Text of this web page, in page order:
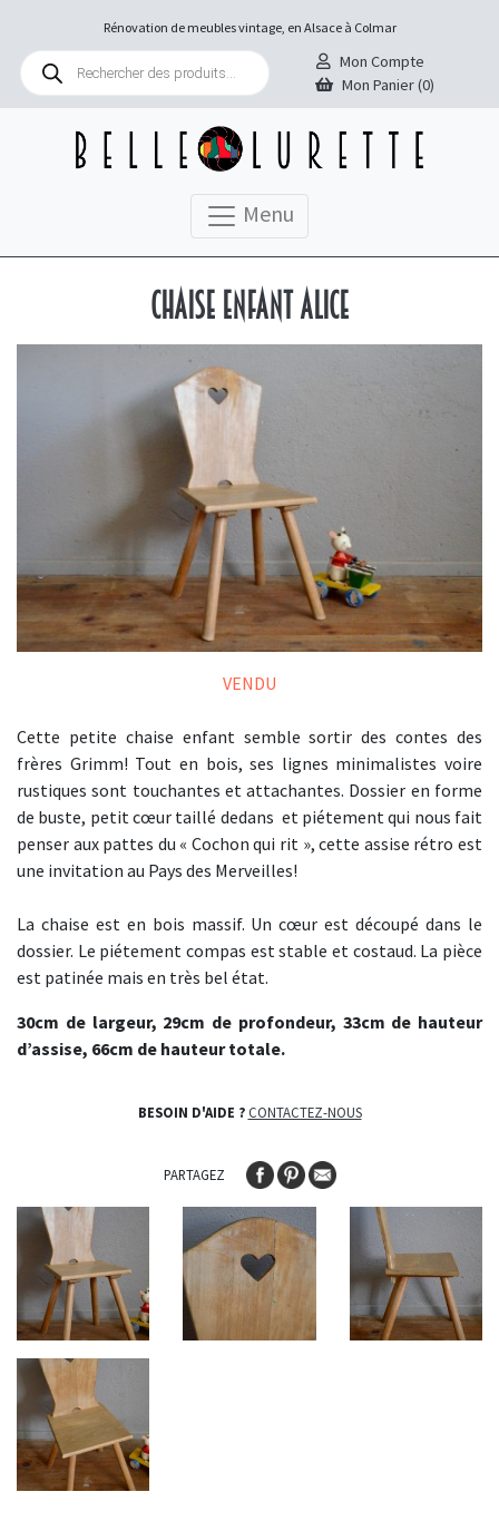
Rénovation de meubles vintage, en Alsace à Colmar
Recherche
produits
Mon Compte
Mon Panier (0)
Menu
Chaise enfant Alice
VENDU
Cette petite chaise enfant semble sortir des contes des
frères Grimm! Tout en bois, ses lignes minimalistes voire
rustiques sont touchantes et attachantes. Dossier en forme
de buste, petit cœur taillé dedans et piétement qui nous fait
penser aux pattes du « Cochon qui rit », cette assise rétro est
une invitation au Pays des Merveilles!
La chaise est en bois massif. Un cœur est découpé dans le
dossier. Le piétement compas est stable et costaud. La pièce
est patinée mais en très bel état.
30cm de largeur, 29cm de profondeur, 33cm de hauteur
d’assise, 66cm de hauteur totale.
BESOIN D'AIDE ? CONTACTEZ-NOUS
PARTAGEZ